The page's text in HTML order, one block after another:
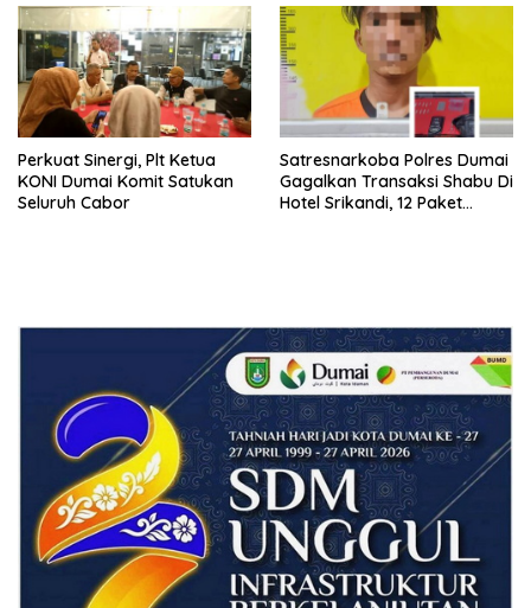
Perubahan UU Kepolisian
Perkuat Sinergi, Plt Ketua
KONI Dumai Komit Satukan
Seluruh Cabor
Satresnarkoba Polres Dumai
Gagalkan Transaksi Shabu Di
Hotel Srikandi, 12 Paket